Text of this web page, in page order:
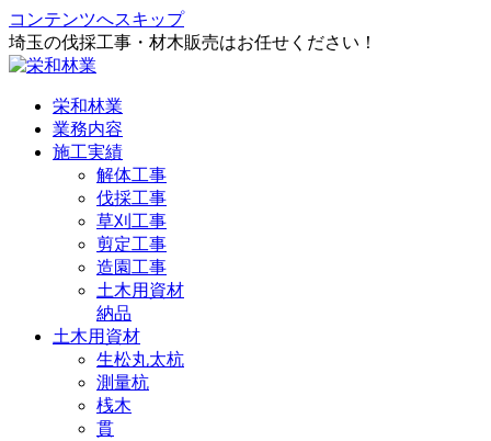
コンテンツへスキップ
埼玉の伐採工事・材木販売はお任せください！
栄和林業
業務内容
施工実績
解体工事
伐採工事
草刈工事
剪定工事
造園工事
土木用資材
納品
土木用資材
生松丸太杭
測量杭
桟木
貫